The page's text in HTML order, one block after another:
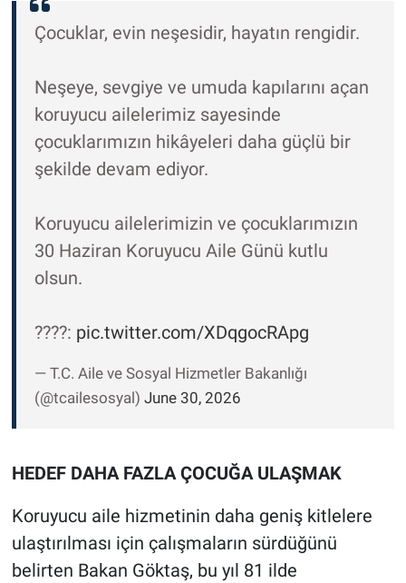
Çocuklar, evin neşesidir, hayatın rengidir.
Neşeye, sevgiye ve umuda kapılarını açan
koruyucu ailelerimiz sayesinde
çocuklarımızın hikâyeleri daha güçlü bir
şekilde devam ediyor.
Koruyucu ailelerimizin ve çocuklarımızın
30 Haziran Koruyucu Aile Günü kutlu
olsun.
????: pic.twitter.com/XDqgocRApg
— T.C. Aile ve Sosyal Hizmetler Bakanlığı
(@tcailesosyal) June 30, 2026
HEDEF DAHA FAZLA ÇOCUĞA ULAŞMAK
Koruyucu aile hizmetinin daha geniş kitlelere
ulaştırılması için çalışmaların sürdüğünü
belirten Bakan Göktaş, bu yıl 81 ilde